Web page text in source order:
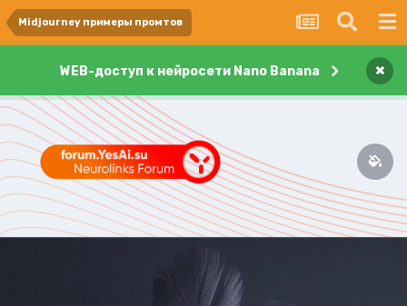
Midjourney примеры промтов
WEB-доступ к нейросети Nano Banana ×